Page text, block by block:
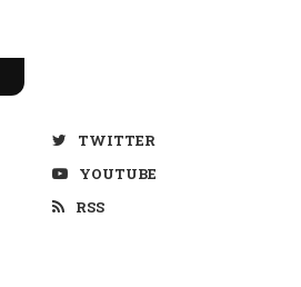
TWITTER
YOUTUBE
RSS